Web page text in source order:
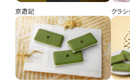
茶の菓うすやき 8枚入
円（税込）
薄玻璃チュイル 黒ごま 5枚入
円（税込）
京遊記 クラ